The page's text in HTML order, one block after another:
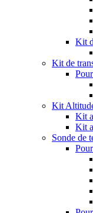
Kit
Kit de
Kit
Kit
Kit
Sonde de